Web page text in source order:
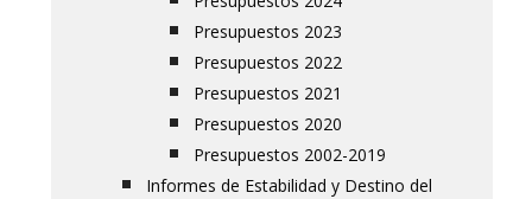
Presupuestos 2023
Presupuestos 2022
Presupuestos 2021
Presupuestos 2020
Presupuestos 2002-2019
Informes de Estabilidad y Destino del